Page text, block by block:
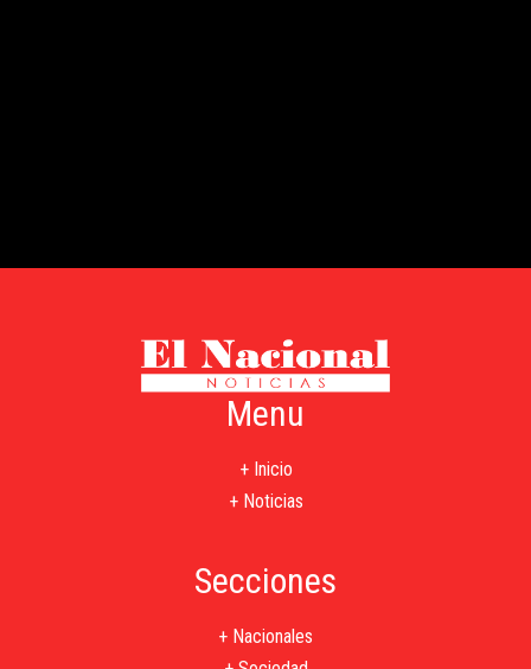
Menu
+ Inicio
+ Noticias
Secciones
+ Nacionales